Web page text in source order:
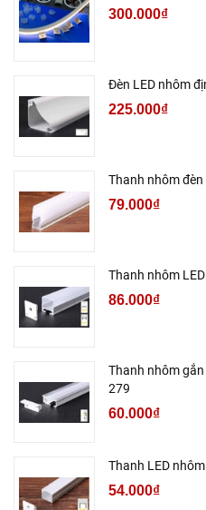
300.000₫
Đèn LED nhôm
225.000₫
Thanh nhôm
79.000₫
Thanh nhôm
86.000₫
Thanh nhôm
279
60.000₫
Thanh LED
54.000₫